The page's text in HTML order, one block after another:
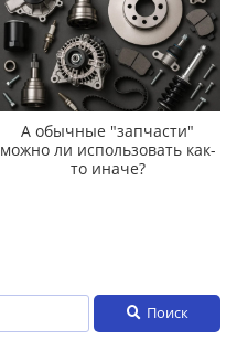
А обычные "запчасти"
можно ли использовать как-
то иначе?
Поиск